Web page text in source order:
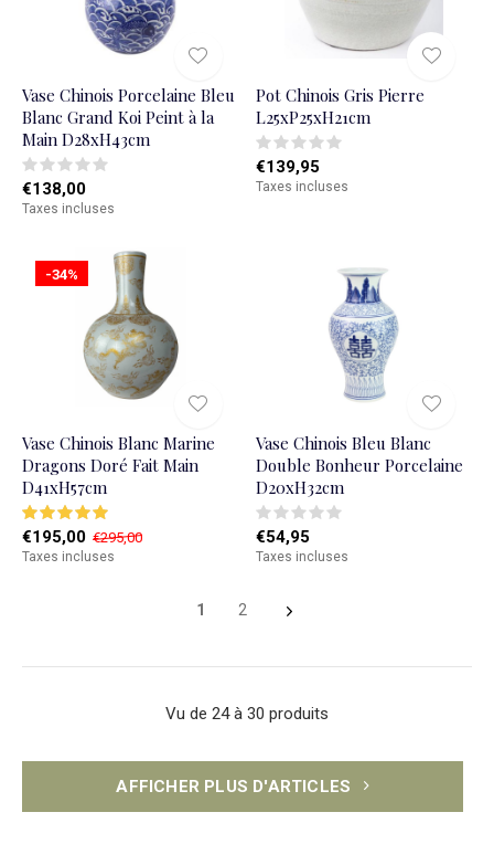
Vase Chinois Porcelaine Bleu
Blanc Grand Koi Peint à la
Main D28xH43cm
€138,00
Taxes incluses
Pot Chinois Gris Pierre
L25xP25xH21cm
€139,95
Taxes incluses
-34%
Vase Chinois Blanc Marine
Dragons Doré Fait Main
D41xH57cm
€195,00 €295,00
Taxes incluses
Vase Chinois Bleu Blanc
Double Bonheur Porcelaine
D20xH32cm
€54,95
Taxes incluses
1 2
Vu de 24 à 30 produits
AFFICHER PLUS D'ARTICLES